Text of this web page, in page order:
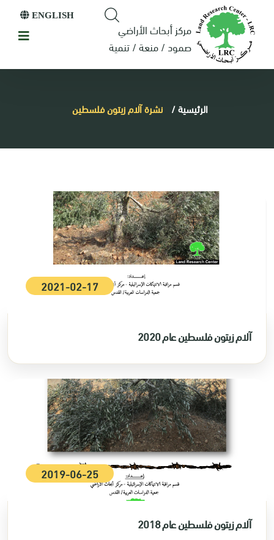
مركز أبحاث الأراضي
صمود / منعة / تنمية
ENGLISH
الرئيسية/ نشرة آلام زيتون فلسطين
2021-02-17
آلام زيتون فلسطين عام 2020
2019-06-25
آلام زيتون فلسطين عام 2018